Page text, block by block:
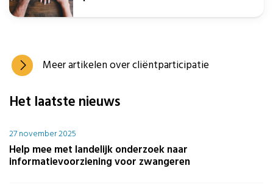
Meer artikelen over cliëntparticipatie
Het laatste nieuws
27 november 2025
Help mee met landelijk onderzoek naar
informatievoorziening voor zwangeren